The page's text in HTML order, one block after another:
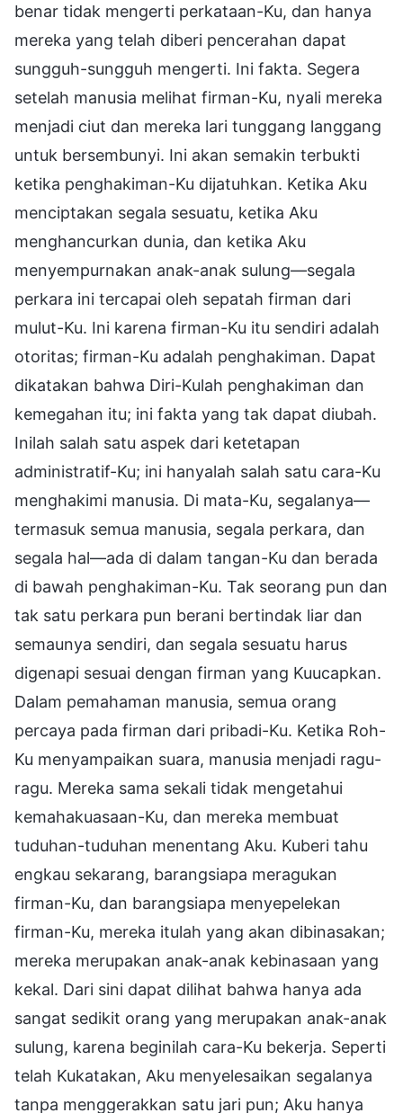
benar tidak mengerti perkataan-Ku, dan hanya
mereka yang telah diberi pencerahan dapat
sungguh-sungguh mengerti. Ini fakta. Segera
setelah manusia melihat firman-Ku, nyali mereka
menjadi ciut dan mereka lari tunggang langgang
untuk bersembunyi. Ini akan semakin terbukti
ketika penghakiman-Ku dijatuhkan. Ketika Aku
menciptakan segala sesuatu, ketika Aku
menghancurkan dunia, dan ketika Aku
menyempurnakan anak-anak sulung—segala
perkara ini tercapai oleh sepatah firman dari
mulut-Ku. Ini karena firman-Ku itu sendiri adalah
otoritas; firman-Ku adalah penghakiman. Dapat
dikatakan bahwa Diri-Kulah penghakiman dan
kemegahan itu; ini fakta yang tak dapat diubah.
Inilah salah satu aspek dari ketetapan
administratif-Ku; ini hanyalah salah satu cara-Ku
menghakimi manusia. Di mata-Ku, segalanya—
termasuk semua manusia, segala perkara, dan
segala hal—ada di dalam tangan-Ku dan berada
di bawah penghakiman-Ku. Tak seorang pun dan
tak satu perkara pun berani bertindak liar dan
semaunya sendiri, dan segala sesuatu harus
digenapi sesuai dengan firman yang Kuucapkan.
Dalam pemahaman manusia, semua orang
percaya pada firman dari pribadi-Ku. Ketika Roh-
Ku menyampaikan suara, manusia menjadi ragu-
ragu. Mereka sama sekali tidak mengetahui
kemahakuasaan-Ku, dan mereka membuat
tuduhan-tuduhan menentang Aku. Kuberi tahu
engkau sekarang, barangsiapa meragukan
firman-Ku, dan barangsiapa menyepelekan
firman-Ku, mereka itulah yang akan dibinasakan;
mereka merupakan anak-anak kebinasaan yang
kekal. Dari sini dapat dilihat bahwa hanya ada
sangat sedikit orang yang merupakan anak-anak
sulung, karena beginilah cara-Ku bekerja. Seperti
telah Kukatakan, Aku menyelesaikan segalanya
tanpa menggerakkan satu jari pun; Aku hanya